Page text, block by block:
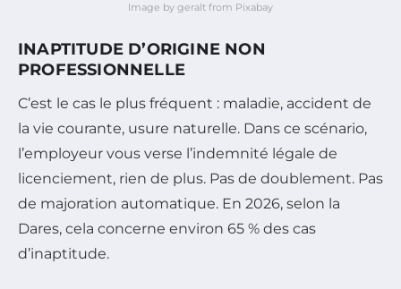
Image by geralt from Pixabay
INAPTITUDE D’ORIGINE NON
PROFESSIONNELLE
C’est le cas le plus fréquent : maladie, accident de
la vie courante, usure naturelle. Dans ce scénario,
l’employeur vous verse l’indemnité légale de
licenciement, rien de plus. Pas de doublement. Pas
de majoration automatique. En 2026, selon la
Dares, cela concerne environ 65 % des cas
d’inaptitude.